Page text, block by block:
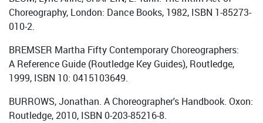
Choreography, London: Dance Books, 1982, ISBN 1-85273-
010-2.
BREMSER Martha Fifty Contemporary Choreographers:
A Reference Guide (Routledge Key Guides), Routledge,
1999, ISBN 10: 0415103649.
BURROWS, Jonathan. A Choreographer's Handbook. Oxon:
Routledge, 2010, ISBN 0-203-85216-8.